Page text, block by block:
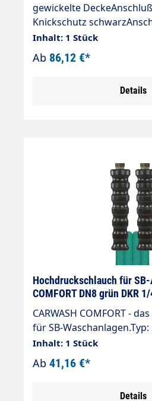
gewickelte
Knickschutz
Knickschutz
Stahldrahteinlagen)
OberflächeFarbe:
Inhalt: 1 Stück
Ab 86,12 €*
Details
Hochdruckschlauch für SB-
COMFORT DN8 grün DKR
CARWASH COMFORT -
für SB-
bar / 60 °CFarbe:
(Dichtkegel)Anschluß: DKR
(Dichtkegel)» Hoher
Inhalt: 1 Stück
Ab 41,16 €*
Details